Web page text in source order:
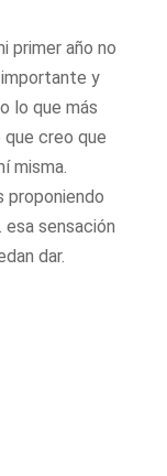
primer año no
importante y
lo que más
que creo que
misma.
proponiendo
sensación
dar.